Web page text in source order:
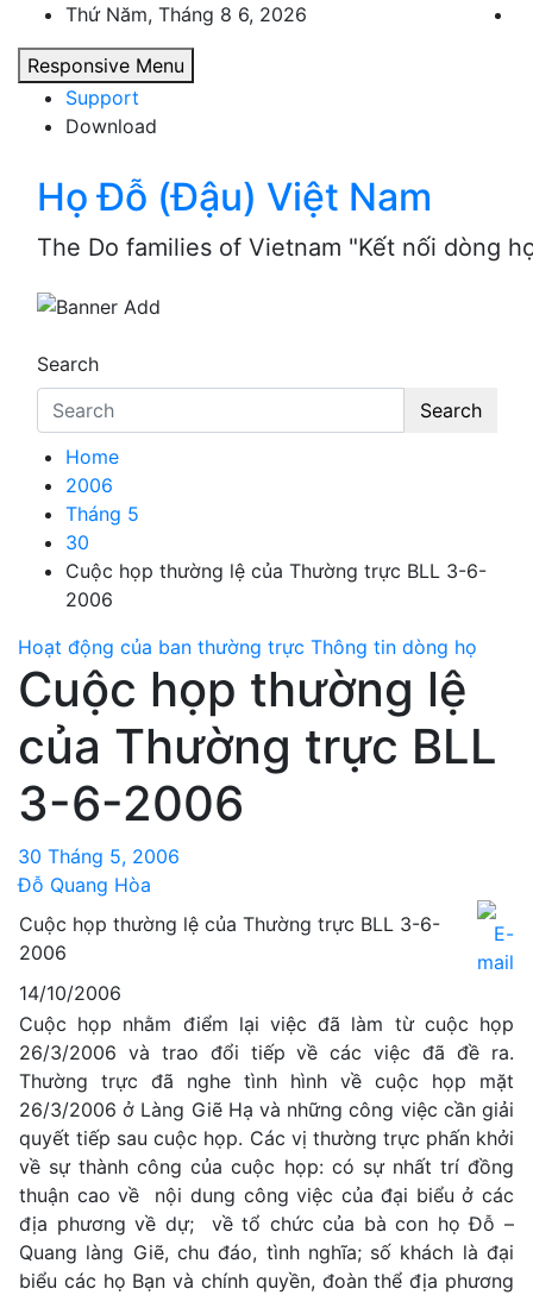
content
Thứ Năm, Tháng 8 6, 2026
Responsive Menu
Support
Download
Họ Đỗ (Đậu) Việt Nam
The Do families of Vietnam "Kết nối dòng
Search
Search
Home
2006
Tháng 5
30
Cuộc họp thường lệ của Thường trực BLL 3-6-
2006
Hoạt động của ban thường trực Thông tin dòng họ
Cuộc họp thường lệ
của Thường trực BLL
3-6-2006
30 Tháng 5, 2006
Đỗ Quang Hòa
Cuộc họp thường lệ của Thường trực BLL 3-6-
2006
14/10/2006
Cuộc họp nhằm điểm lại việc đã làm từ cuộc họp
26/3/2006 và trao đổi tiếp về các việc đã đề ra.
Thường trực đã nghe tình hình về cuộc họp mặt
26/3/2006 ở Làng Giẽ Hạ và những công việc cần giải
quyết tiếp sau cuộc họp. Các vị thường trực phấn khởi
về sự thành công của cuộc họp: có sự nhất trí đồng
thuận cao về nội dung công việc của đại biểu ở các
địa phương về dự; về tổ chức của bà con họ Đỗ –
Quang làng Giẽ, chu đáo, tình nghĩa; số khách là đại
biểu các họ Bạn và chính quyền, đoàn thể địa phương